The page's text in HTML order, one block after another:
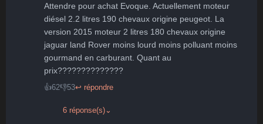
Attendre pour achat Evoque. Actuellement moteur
diésel 2.2 litres 190 chevaux origine peugeot. La
version 2015 moteur 2 litres 180 chevaux origine
jaguar land Rover moins lourd moins polluant moins
gourmand en carburant. Quant au
prix??????????????
👍62👎53↩ répondre
6 réponse(s) ⌄